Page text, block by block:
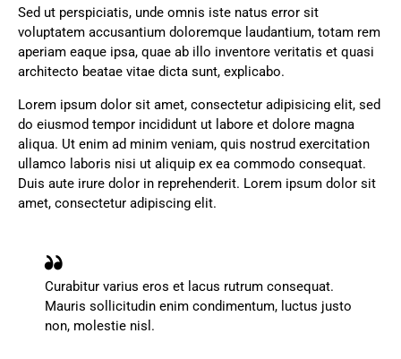
Sed ut perspiciatis, unde omnis iste natus error sit
voluptatem accusantium doloremque laudantium, totam rem
aperiam eaque ipsa, quae ab illo inventore veritatis et quasi
architecto beatae vitae dicta sunt, explicabo.
Lorem ipsum dolor sit amet, consectetur adipisicing elit, sed
do eiusmod tempor incididunt ut labore et dolore magna
aliqua. Ut enim ad minim veniam, quis nostrud exercitation
ullamco laboris nisi ut aliquip ex ea commodo consequat.
Duis aute irure dolor in reprehenderit. Lorem ipsum dolor sit
amet, consectetur adipiscing elit.
Curabitur varius eros et lacus rutrum consequat.
Mauris sollicitudin enim condimentum, luctus justo
non, molestie nisl.